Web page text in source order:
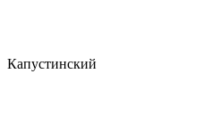
Капустинский